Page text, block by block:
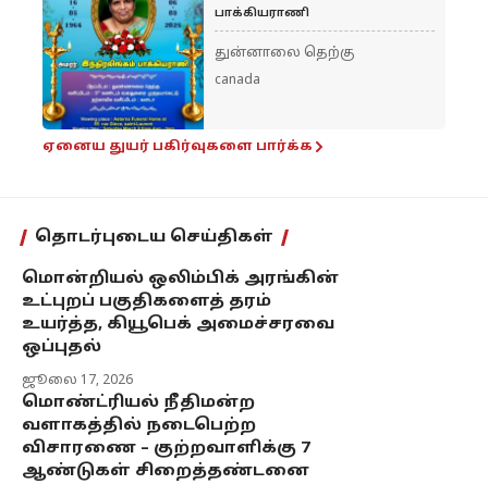
பாக்கியராணி
துன்னாலை தெற்கு
canada
ஏனைய துயர் பகிர்வுகளை பார்க்க
தொடர்புடைய செய்திகள்
மொன்றியல் ஒலிம்பிக் அரங்கின்
உட்புறப் பகுதிகளைத் தரம்
உயர்த்த, கியூபெக் அமைச்சரவை
ஒப்புதல்
ஜூலை 17, 2026
மொண்ட்ரியல் நீதிமன்ற
வளாகத்தில் நடைபெற்ற
விசாரணை – குற்றவாளிக்கு 7
ஆண்டுகள் சிறைத்தண்டனை